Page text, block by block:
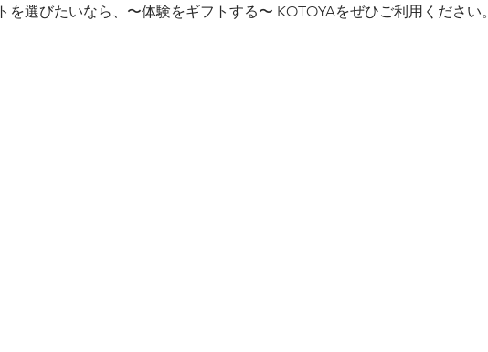
トを選びたいなら、〜体験をギフトする〜 KOTOYAをぜひご利用ください。